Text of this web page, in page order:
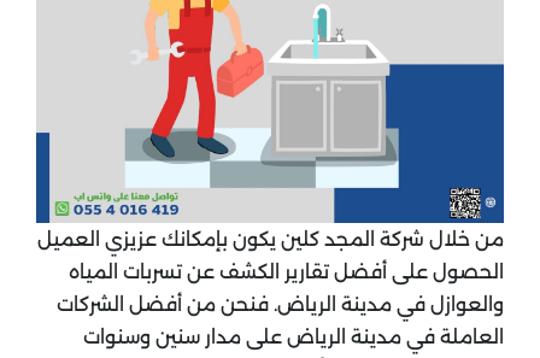
من خلال شركة المجد كلين يكون بإمكانك عزيزي العميل
الحصول على أفضل تقارير الكشف عن تسربات المياه
والعوازل في مدينة الرياض. فنحن من أفضل الشركات
العاملة في مدينة الرياض على مدار سنين وسنوات